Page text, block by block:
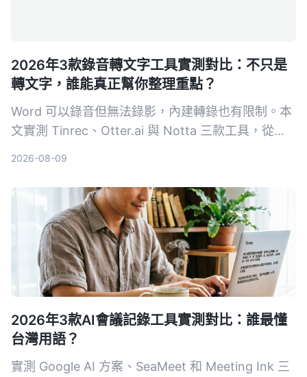
2026年3款錄音轉文字工具實測對比：不只是
轉文字，誰能真正幫你整理重點？
Word 可以錄音但無法錄影，內建轉錄也有限制。本
文實測 Tinrec、Otter.ai 與 Notta 三款工具，從輸
2026-08-09
2026年3款AI會議記錄工具實測對比：誰最懂
台灣用語？
實測 Google AI 方案、SeaMeet 和 Meeting Ink 三